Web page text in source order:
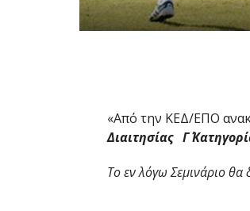
«Από την ΚΕΔ/ΕΠΟ
Διαιτησίας Γ΄
Το εν λόγω Σεμινάριο θα